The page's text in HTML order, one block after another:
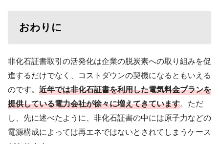
おわりに
非化石証書取引の活発化は企業の脱炭素への取り組みを促
進するだけでなく、コストダウンの契機になるともいえる
のです。 近年では非化石証書を利用した電気料金プランを
提供している電力会社が徐々に増えてきています。ただ
し、先に述べたように、非化石証書の中には原子力などの
電源構成によっては再エネではないとされてしまうケース